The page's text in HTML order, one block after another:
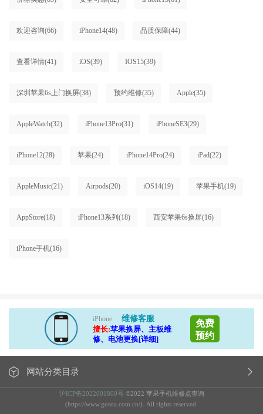
欢迎咨询(66) iPhone14(48) 品质保障(44)
查看详情(41) iOS(39) IOS15(39)
深圳苹果6s上门换屏(38) 预约维修(35) Apple(35)
AppleWatch(32) iPhone13Pro(31) iPhoneSE3(29)
iPhone12(28) 苹果(24) iPhone14Pro(24) iPad(22)
AppleMusic(21) Airpods(20) iOS14(19) 苹果手机(19)
AppStore(18) iPhone13系列 (18) 西安苹果6s换屏(16)
iPhone手机(16)
iPhone
维修客服
擅长:苹果换屏、主板维
修、电池更换[详细]
免费
预约
网站分类目录
沪ICP备2022001800号 ©2022 苹果手机维修点查询
(https://www.gosoa.com.cn/). All rights reserved.